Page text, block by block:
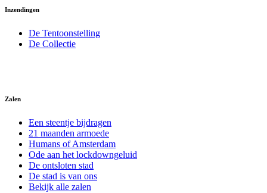
Inzendingen
De Tentoonstelling
De Collectie
Zalen
Een steentje bijdragen
21 maanden armoede
Humans of Amsterdam
Ode aan het lockdowngeluid
De ontsloten stad
De stad is van ons
Bekijk alle zalen